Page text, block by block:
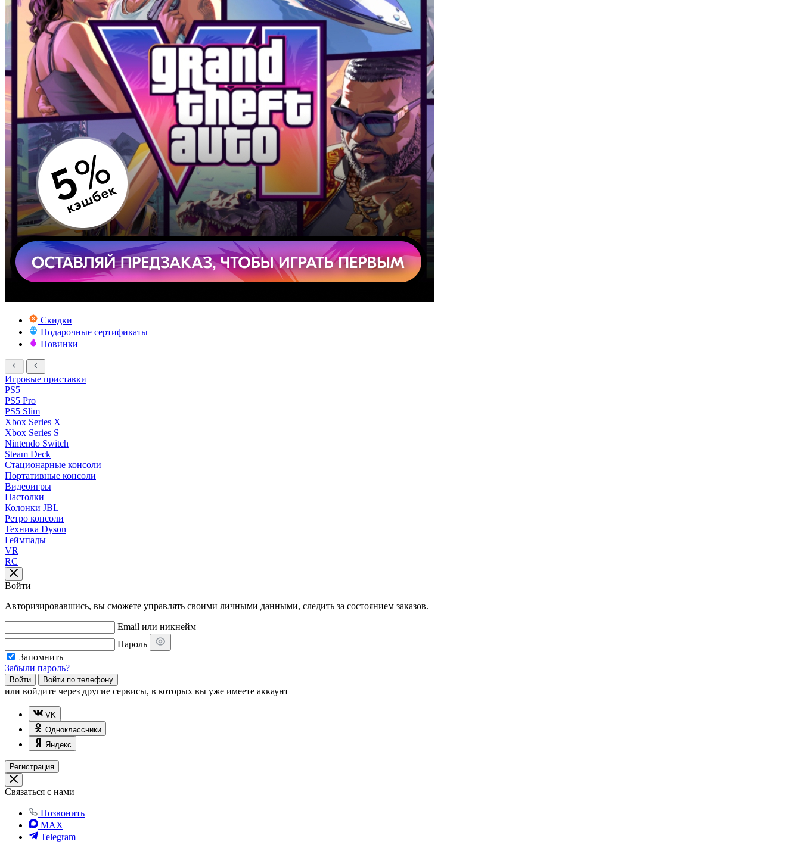
Скидки
Подарочные сертификаты
Новинки
Игровые приставки
PS5
PS5 Pro
PS5 Slim
Xbox Series X
Xbox Series S
Nintendo Switch
Steam Deck
Стационарные консоли
Портативные консоли
Видеоигры
Настолки
Колонки JBL
Ретро консоли
Техника Dyson
Геймпады
VR
RC
Войти
Авторизировавшись, вы сможете управлять своими личными данными, следить за состоянием заказов.
Email или никнейм
Пароль
Запомнить
Забыли пароль?
Войти Войти по телефону
или войдите через другие сервисы, в которых вы уже имеете аккаунт
VK
Одноклассники
Яндекс
Регистрация
Связаться с нами
Позвонить
MAX
Telegram